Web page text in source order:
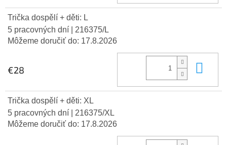
Trička dospělí + děti: L
5 pracovných dní
| 216375/L
Môžeme doručiť do: 17.8.2026
€28
Trička dospělí + děti: XL
5 pracovných dní
| 216375/XL
Môžeme doručiť do: 17.8.2026